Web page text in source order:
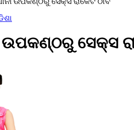
ଉପକଣ୍ଠରୁ ସେକ୍ସ